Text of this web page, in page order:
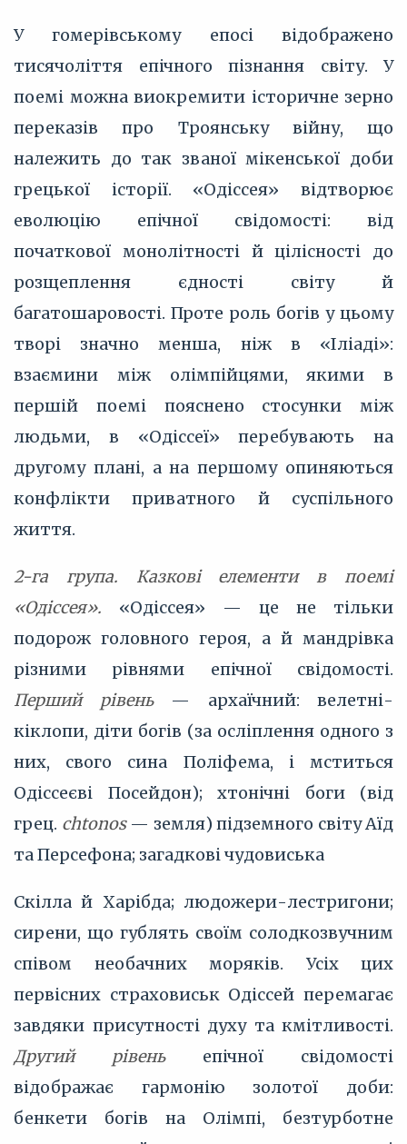
У гомерівському епосі відображено
тисячоліття епічного пізнання світу. У
поемі можна виокремити історичне зерно
переказів про Троянську війну, що
належить до так званої мікенської доби
грецької історії. «Одіссея» відтворює
еволюцію епічної свідомості: від
початкової монолітності й цілісності до
розщеплення єдності світу й
багатошаровості. Проте роль богів у цьому
творі значно менша, ніж в «Іліаді»:
взаємини між олімпійцями, якими в
першій поемі пояснено стосунки між
людьми, в «Одіссеї» перебувають на
другому плані, а на першому опиняються
конфлікти приватного й суспільного
життя.
2-га група. Казкові елементи в поемі
«Одіссея». «Одіссея» — це не тільки
подорож головного героя, а й мандрівка
різними рівнями епічної свідомості.
Перший рівень— архаїчний: велетні-
кіклопи, діти богів (за осліплення одного з
них, свого сина Поліфема, і мститься
Одіссеєві Посейдон); хтонічні боги (від
грец. сhtonos— земля) підземного світу Аїд
та Персефона; загадкові чудовиська
Скілла й Харібда; людожери-лестригони;
сирени, що гублять своїм солодкозвучним
співом необачних моряків. Усіх цих
первісних страховиськ Одіссей перемагає
завдяки присутності духу та кмітливості.
Другий рівеньепічної свідомості
відображає гармонію золотої доби:
бенкети богів на Олімпі, безтурботне